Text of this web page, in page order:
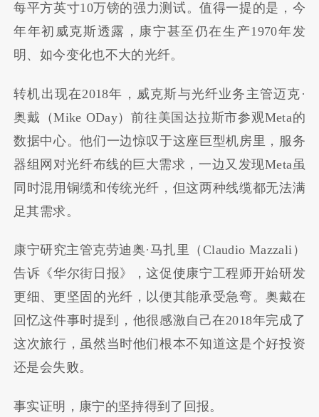
每平方英寸10万镑的强力测试。值得一提的是，今
年年初威克斯透露，康宁甚至仍在生产1970年发
明、如今变化也不大的光纤。
转机出现在2018年，威克斯与光纤业务主管迈克·
奥戴（Mike ODay）前往美国达拉斯市参观Meta的
数据中心。他们一边惊叹于这座巨型机房里，服务
器组网对光纤布线的巨大需求，一边又发现Meta虽
同时混用铜缆和传统光纤，但这两种线缆都无法满
足其需求。
康宁研究主管克劳迪奥·马扎里（Claudio Mazzali）
告诉《华尔街日报》，这促使康宁工程师开始研发
更细、更坚固的光纤，以便其能承受急弯。奥戴在
回忆这件事时提到，他很感激自己在2018年完成了
这次旅行，虽然当时他们根本不知道这是个好投资
还是会失败。
事实证明，康宁的坚持得到了回报。